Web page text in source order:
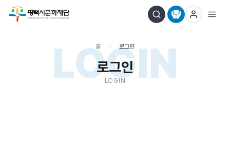
LOGIN
홈 로그인
로그인
LOGIN